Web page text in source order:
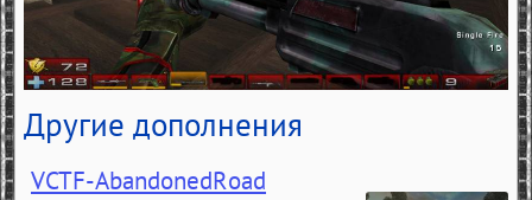
Другие дополнения
VCTF-AbandonedRoad